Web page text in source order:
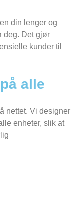
din lenger og
deg. Det gjør
kunder til
alle
nettet. Vi designer
enheter, slik at